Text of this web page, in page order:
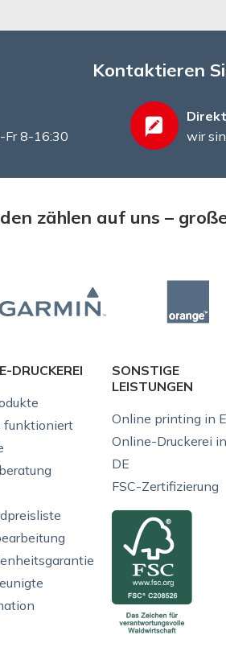
Kontaktieren
Fr 8-16:30
wir
zählen auf uns –
DRUCKEREI
funktioniert
SONSTIGE
LEISTUNGEN
Online printing in
Online-Druckerei in
DE
FSC-Zertifizierung